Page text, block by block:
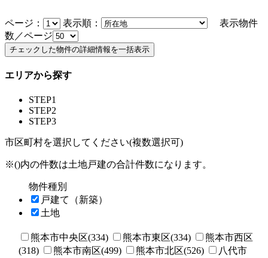
ページ： 表示順：
表示物件
数／ページ
エリアから探す
STEP1
STEP2
STEP3
市区町村を選択してください(複数選択可)
※()内の件数は土地戸建の合計件数になります。
物件種別
戸建て（新築）
土地
熊本市中央区(334) 熊本市東区(334)
熊本市西区
(318)
熊本市南区(499) 熊本市北区(526)
八代市